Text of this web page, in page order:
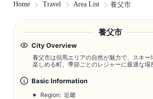
Home Travel Area List 養父市
養父市
City Overview
養父市は但馬エリアの自然が魅力で、スキー
楽しめる町。季節ごとのレジャーに最適な場
Basic Information
Region: 近畿